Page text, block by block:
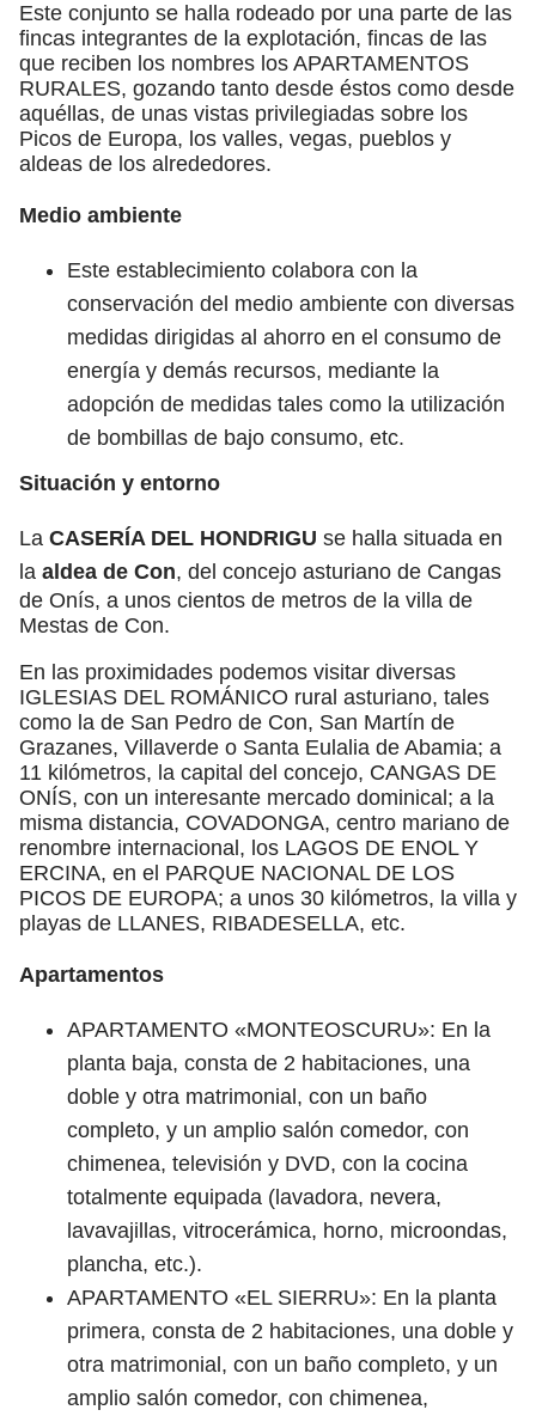
Este conjunto se halla rodeado por una parte de las
fincas integrantes de la explotación, fincas de las
que reciben los nombres los APARTAMENTOS
RURALES, gozando tanto desde éstos como desde
aquéllas, de unas vistas privilegiadas sobre los
Picos de Europa, los valles, vegas, pueblos y
aldeas de los alrededores.
Medio ambiente
Este establecimiento colabora con la
conservación del medio ambiente con diversas
medidas dirigidas al ahorro en el consumo de
energía y demás recursos, mediante la
adopción de medidas tales como la utilización
de bombillas de bajo consumo, etc.
Situación y entorno
La CASERÍA DEL HONDRIGU se halla situada en
la aldea de Con, del concejo asturiano de Cangas
de Onís, a unos cientos de metros de la villa de
Mestas de Con.
En las proximidades podemos visitar diversas
IGLESIAS DEL ROMÁNICO rural asturiano, tales
como la de San Pedro de Con, San Martín de
Grazanes, Villaverde o Santa Eulalia de Abamia; a
11 kilómetros, la capital del concejo, CANGAS DE
ONÍS, con un interesante mercado dominical; a la
misma distancia, COVADONGA, centro mariano de
renombre internacional, los LAGOS DE ENOL Y
ERCINA, en el PARQUE NACIONAL DE LOS
PICOS DE EUROPA; a unos 30 kilómetros, la villa y
playas de LLANES, RIBADESELLA, etc.
Apartamentos
APARTAMENTO «MONTEOSCURU»: En la
planta baja, consta de 2 habitaciones, una
doble y otra matrimonial, con un baño
completo, y un amplio salón comedor, con
chimenea, televisión y DVD, con la cocina
totalmente equipada (lavadora, nevera,
lavavajillas, vitrocerámica, horno, microondas,
plancha, etc.).
APARTAMENTO «EL SIERRU»: En la planta
primera, consta de 2 habitaciones, una doble y
otra matrimonial, con un baño completo, y un
amplio salón comedor, con chimenea,